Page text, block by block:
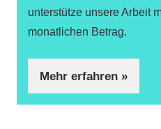
unterstütze unsere Arbeit
monatlichen Betrag.
Mehr erfahren »